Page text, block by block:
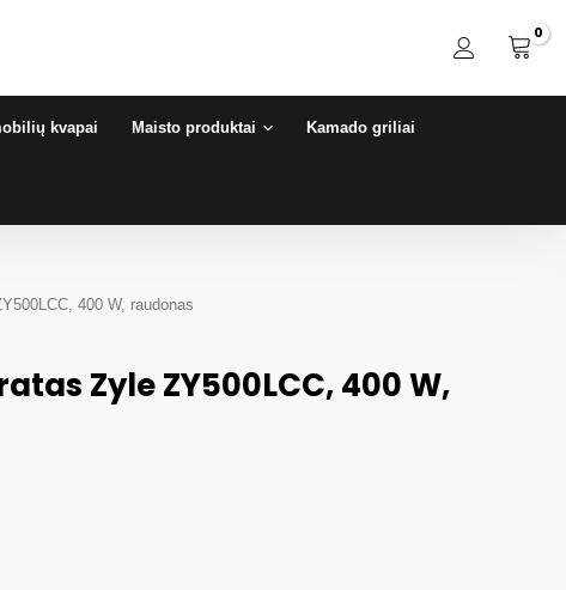
kvapai Maisto produktai Kamado griliai
400 W, raudonas
Zyle ZY500LCC, 400 W,